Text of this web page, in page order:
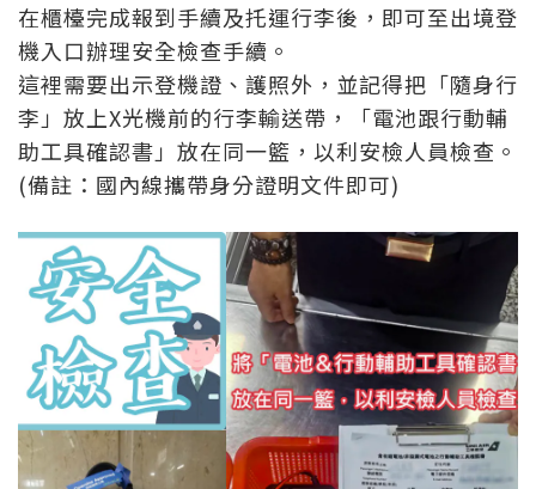
在櫃檯完成報到手續及托運行李後，即可至出境登
機入口辦理安全檢查手續。
這裡需要出示登機證、護照外，並記得把「隨身行
李」放上X光機前的行李輸送帶，「電池跟行動輔
助工具確認書」放在同一籃，以利安檢人員檢查。
(備註：國內線攜帶身分證明文件即可)